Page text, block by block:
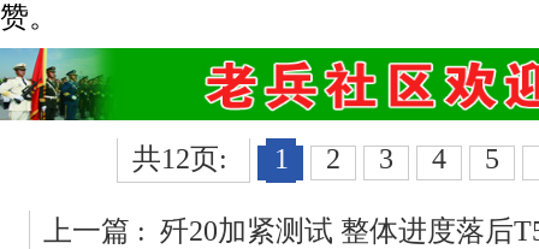
赞。
共12页: 1 2 3 4 5
上一篇 : 歼20加紧测试 整体进度落后